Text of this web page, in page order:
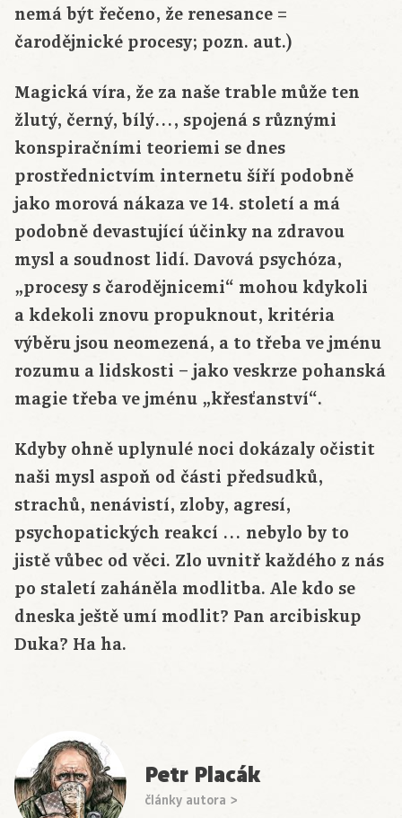
nemá být řečeno, že renesance =
čarodějnické procesy; pozn. aut.)
Magická víra, že za naše trable může ten
žlutý, černý, bílý…, spojená s různými
konspiračními teoriemi se dnes
prostřednictvím internetu šíří podobně
jako morová nákaza ve 14. století a má
podobně devastující účinky na zdravou
mysl a soudnost lidí. Davová psychóza,
„procesy s čarodějnicemi“ mohou kdykoli
a kdekoli znovu propuknout, kritéria
výběru jsou neomezená, a to třeba ve jménu
rozumu a lidskosti – jako veskrze pohanská
magie třeba ve jménu „křesťanství“.
Kdyby ohně uplynulé noci dokázaly očistit
naši mysl aspoň od části předsudků,
strachů, nenávistí, zloby, agresí,
psychopatických reakcí … nebylo by to
jistě vůbec od věci. Zlo uvnitř každého z nás
po staletí zaháněla modlitba. Ale kdo se
dneska ještě umí modlit? Pan arcibiskup
Duka? Ha ha.
Petr Placák
články autora >